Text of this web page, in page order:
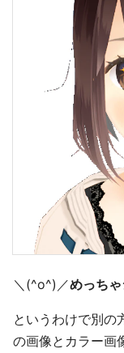
＼(^o^)／めっちゃ
というわけで別の
の画像とカラー画